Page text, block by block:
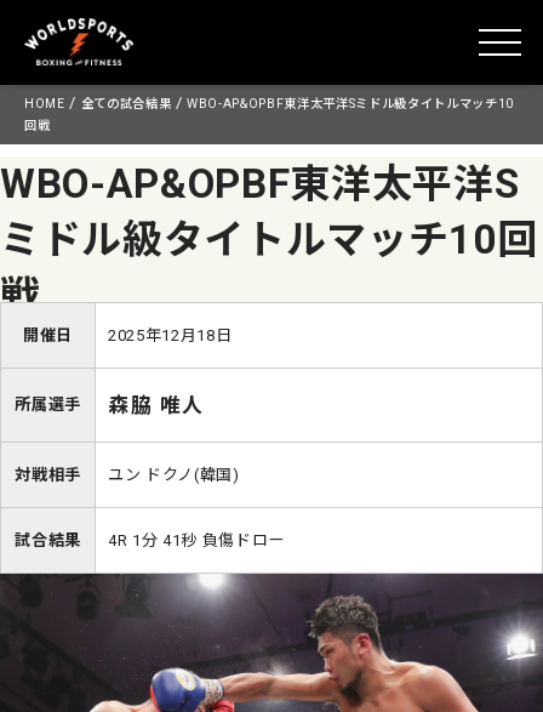
SkipHOME / 全ての試合結果 /WBO-AP&OPBF東洋太平洋Sミドル級タイトルマッチ10
回戦
WBO-AP&OPBF東洋太平洋S
ミドル級タイトルマッチ10回
戦
開催日 2025年12月18日
所属選手 森脇 唯人
対戦相手 ユン ドクノ(韓国)
試合結果 4R 1分 41秒 負傷ドロー